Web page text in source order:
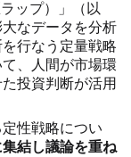
ップ）」（以
なデータを分析
行なう定量戦略
、人間が市場環
投資判断が活用
性戦略につい
結し議論を重ね